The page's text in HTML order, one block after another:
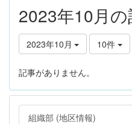
2023年10月
2023年10月 10件
記事がありません。
組織部 (地区情報)